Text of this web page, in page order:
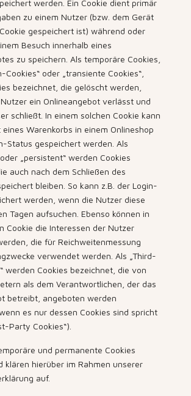
werden. Ein Cookie dient primär
zu einem Nutzer (bzw. dem Gerät
gespeichert ist) während oder
Besuch innerhalb eines
zu speichern. Als temporäre Cookies,
Cookies“ oder „transiente Cookies“,
bezeichnet, die gelöscht werden,
ein Onlineangebot verlässt und
schließt. In einem solchen Cookie kann
eines Warenkorbs in einem Onlineshop
Status gespeichert werden. Als
„persistent“ werden Cookies
auch nach dem Schließen des
bleiben. So kann z.B. der Login-
werden, wenn die Nutzer diese
Tagen aufsuchen. Ebenso können in
Cookie die Interessen der Nutzer
die für Reichweitenmessung
verwendet werden. Als „Third-
werden Cookies bezeichnet, die von
als dem Verantwortlichen, der das
betreibt, angeboten werden
es nur dessen Cookies sind spricht
Party Cookies“).
und permanente Cookies
klären hierüber im Rahmen unserer
auf.